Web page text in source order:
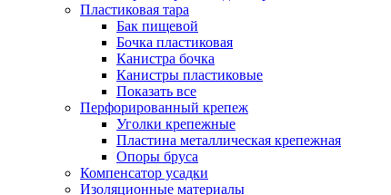
Пластиковая тара
Бак пищевой
Бочка пластиковая
Канистра бочка
Канистры пластиковые
Показать все
Перфорированный крепеж
Уголки крепежные
Пластина металлическая крепежная
Опоры бруса
Компенсатор усадки
Изоляционные материалы